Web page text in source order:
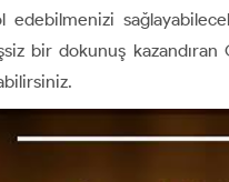
edebilmenizi
bir dokunuş